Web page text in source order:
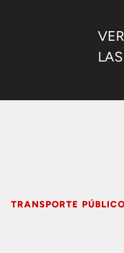
TRANSPORTE